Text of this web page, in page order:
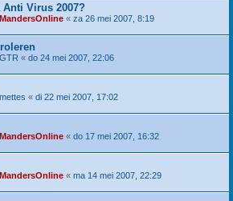
Anti Virus 2007?
MandersOnline « za 26 mei 2007, 8:19
GTR « do 24 mei 2007, 22:06
mettes « di 22 mei 2007, 17:02
MandersOnline « do 17 mei 2007, 16:32
MandersOnline « ma 14 mei 2007, 22:29